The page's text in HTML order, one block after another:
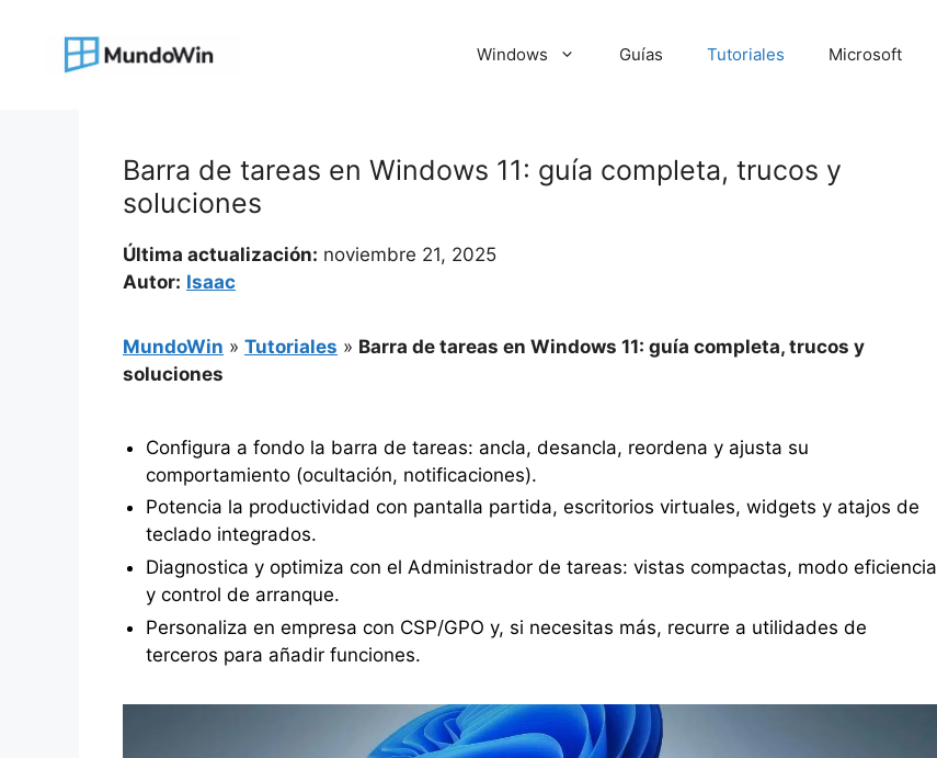
contenido
Windows Guías Tutoriales Microsoft
Barra de tareas en Windows 11: guía completa, trucos y
soluciones
Última actualización: noviembre 21, 2025
Autor: Isaac
MundoWin » Tutoriales » Barra de tareas en Windows 11: guía completa, trucos y
soluciones
Configura a fondo la barra de tareas: ancla, desancla, reordena y ajusta su
comportamiento (ocultación, notificaciones).
Potencia la productividad con pantalla partida, escritorios virtuales, widgets y atajos de
teclado integrados.
Diagnostica y optimiza con el Administrador de tareas: vistas compactas, modo eficiencia
y control de arranque.
Personaliza en empresa con CSP/GPO y, si necesitas más, recurre a utilidades de
terceros para añadir funciones.